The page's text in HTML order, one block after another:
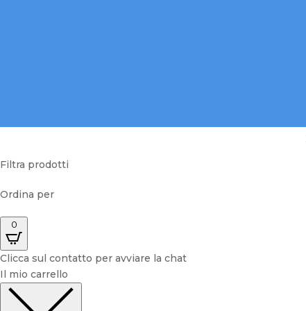
Filtra prodotti
Ordina per
0
Clicca sul contatto per avviare la chat
Il mio carrello